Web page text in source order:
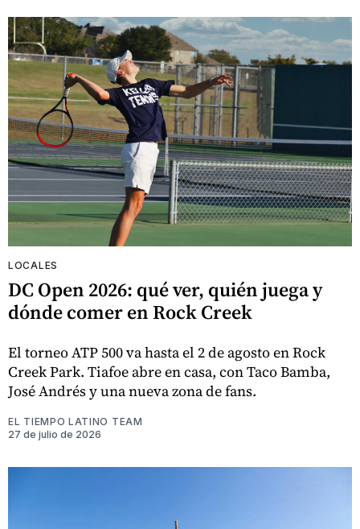
LOCALES
DC Open 2026: qué ver, quién juega y
dónde comer en Rock Creek
El torneo ATP 500 va hasta el 2 de agosto en Rock
Creek Park. Tiafoe abre en casa, con Taco Bamba,
José Andrés y una nueva zona de fans.
EL TIEMPO LATINO TEAM
27 de julio de 2026